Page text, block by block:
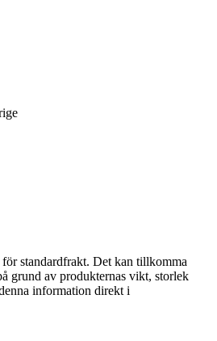
standardfrakt. Det kan tillkomma
grund av produkternas vikt, storlek
information direkt i